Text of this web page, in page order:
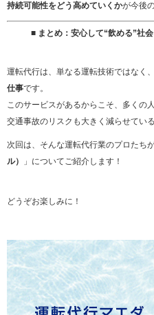
持続可能性をどう高めていくかが今後
■ まとめ：安心して“飲める”社
運転代行は、単なる運転技術ではなく、
仕事です。
このサービスがあるからこそ、多くの
交通事故のリスクも大きく減らせている
次回は、そんな運転代行業のプロたち
ル）
」についてご紹介します！
どうぞお楽しみに！